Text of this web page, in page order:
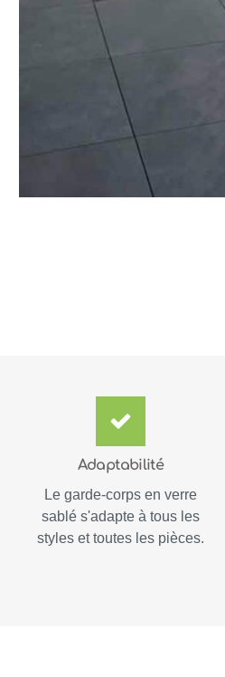
Adaptabilité
Le garde-corps en verre
sablé s'adapte à tous les
styles et toutes les pièces.